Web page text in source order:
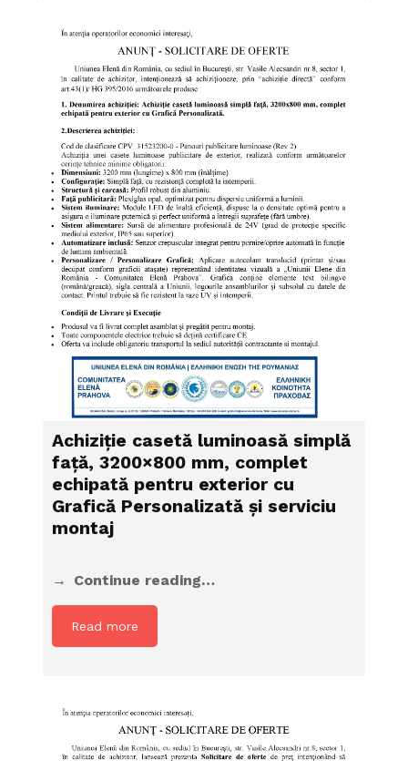
Achiziție casetă luminoasă simplă
față, 3200×800 mm, complet
echipată pentru exterior cu
Grafică Personalizată și serviciu
montaj
Continue reading…
Read more